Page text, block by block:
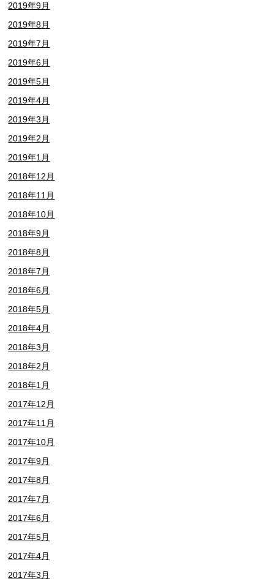
2019年9月
2019年8月
2019年7月
2019年6月
2019年5月
2019年4月
2019年3月
2019年2月
2019年1月
2018年12月
2018年11月
2018年10月
2018年9月
2018年8月
2018年7月
2018年6月
2018年5月
2018年4月
2018年3月
2018年2月
2018年1月
2017年12月
2017年11月
2017年10月
2017年9月
2017年8月
2017年7月
2017年6月
2017年5月
2017年4月
2017年3月